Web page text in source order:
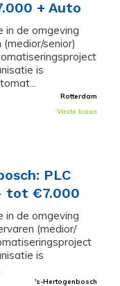
+ Auto
in de omgeving
senior)
is
Rotterdam
Vaste baan
PLC
tot €7.000
in de omgeving
(medior/
is
's-Hertogenbosch